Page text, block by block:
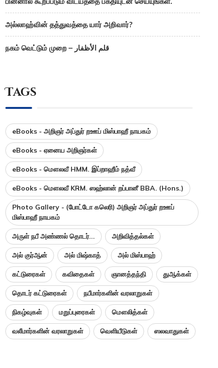
அல்லாஹ்வின் தத்துவத்தை யார் அறிவார்?
நகம் வெட்டும் முறை – قلم الأظفار
Tags
eBooks - அறிஞர் அப்துர் றஊப் மிஸ்பாஹீ நாயகம்
eBooks - ஏனைய அறிஞர்கள்
eBooks - மௌலவீ HMM. இப்றாஹீம் நத்வீ
eBooks - மௌலவீ KRM. ஸஹ்லான் றப்பானீ BBA. (Hons.)
Photo Gallery - (போட்டோ கலெரி) அறிஞர் அப்துர் றஊப்
மிஸ்பாஹீ நாயகம்
அருள் நபீ அண்ணல் தொடர்... அறிவித்தல்கள்
அல் குர்ஆன் அல் மிஷ்காத் அல் மிஸ்பாஹ்
கட்டுரைகள் கவிதைகள் ஞானத்தந்தி துஆக்கள்
தொடர் கட்டுரைகள் நபீமார்களின் வரலாறுகள்
நிகழ்வுகள் மறுப்புரைகள் மௌலித்கள்
வலீமார்களின் வரலாறுகள் வெளியீடுகள் ஸலவாதுகள்